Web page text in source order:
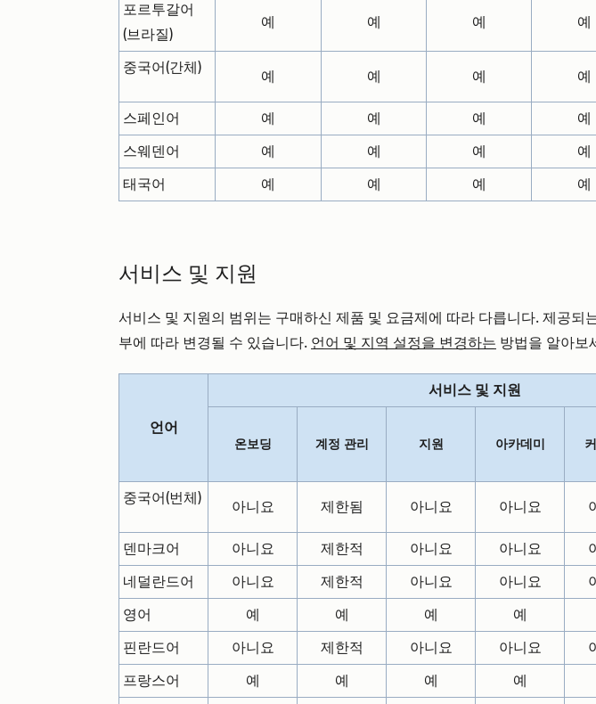
포르투갈어
(브라질)
예 예 예 예
중국어(간체)
예 예 예 예
스페인어 예 예 예 예
스웨덴어
예 예 예 예
태국어
예 예 예 예
서비스 및 지원
서비스 및 지원의 범위는 구매하신 제품 및 요금제에 따라 다릅니다. 제공되
부에 따라 변경될 수 있습니다. 언어 및 지역 설정을 변경하는 방법을 알아보
언어
서비스 및 지원
온보딩 계정 관리 지원 아카데미
중국어(번체)
아니요 제한됨 아니요 아니요
덴마크어 아니요 제한적 아니요 아니요
네덜란드어
아니요 제한적 아니요 아니요
영어
예 예 예 예
핀란드어
아니요 제한적 아니요 아니요
프랑스어
예 예 예 예